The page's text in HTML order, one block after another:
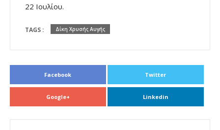
22 Ιουλίου.
TAGS : Δίκη Χρυσής Αυγής
Facebook Twitter
Google+ Linkedin